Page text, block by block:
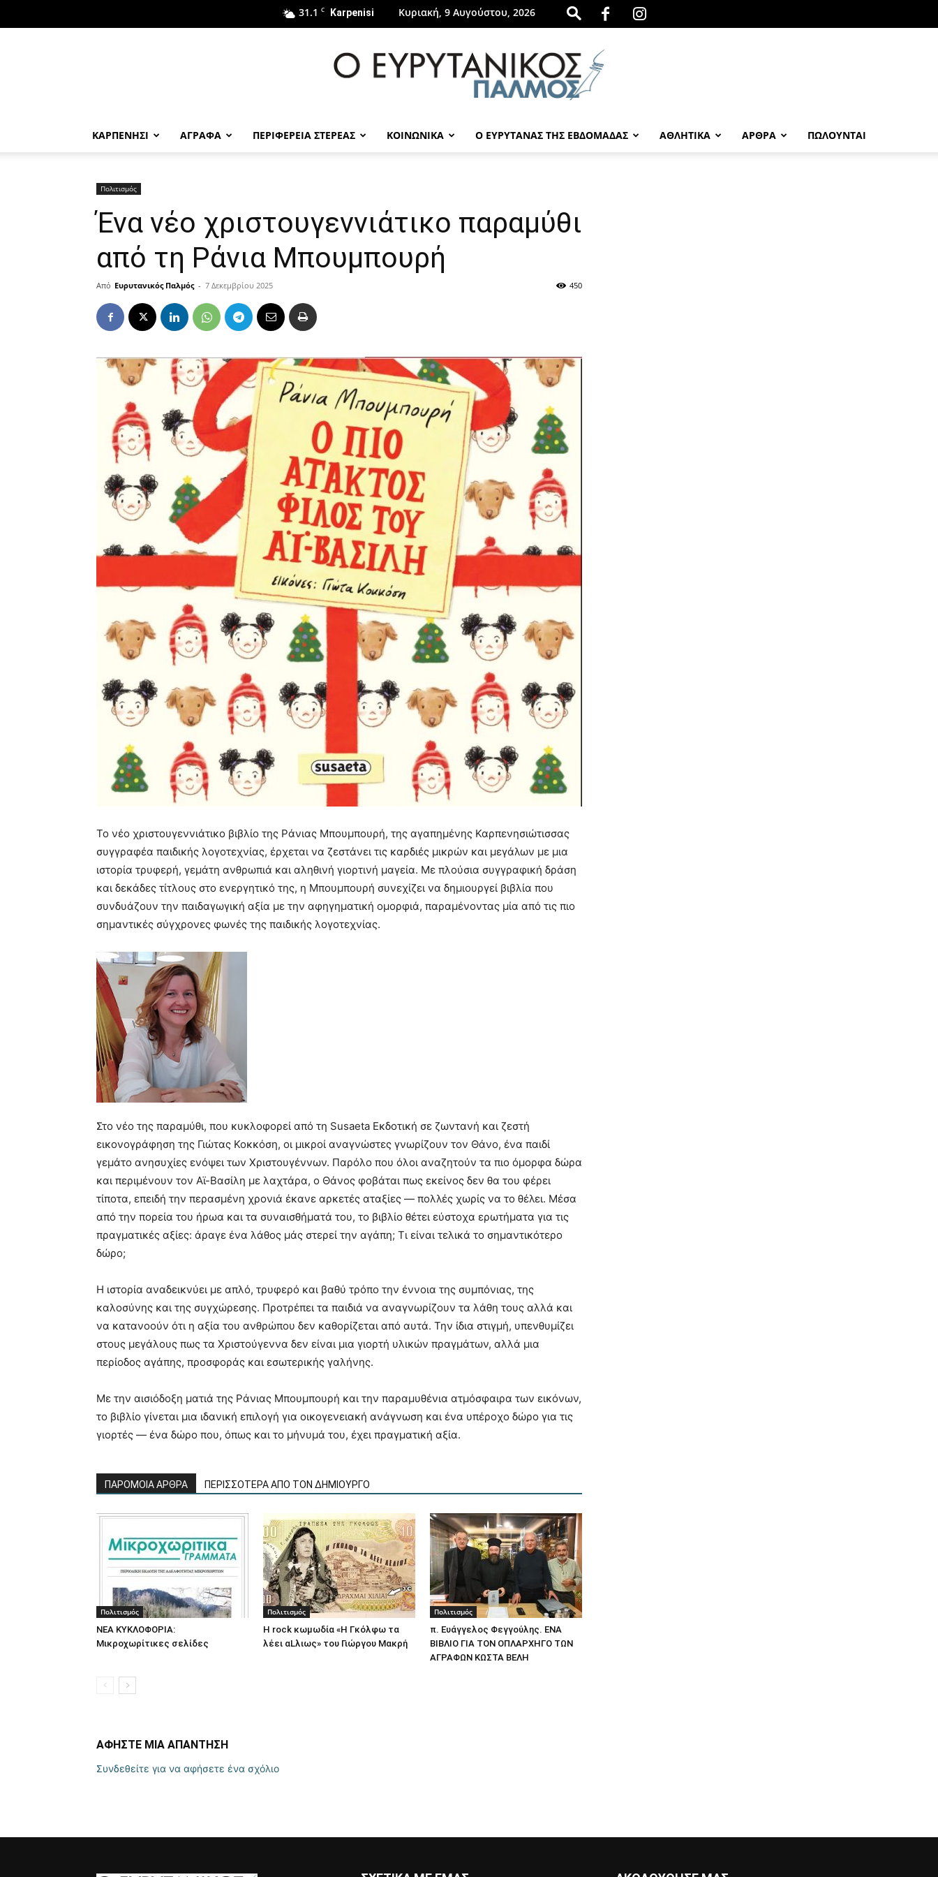
31.1 C Karpenisi Κυριακή, 9 Αυγούστου, 2026
ΚΑΡΠΕΝΗΣΙ ΑΓΡΑΦΑ ΠΕΡΙΦΕΡΕΙΑ ΣΤΕΡΕΑΣ ΚΟΙΝΩΝΙΚΑ Ο ΕΥΡΥΤΑΝΑΣ ΤΗΣ ΕΒΔΟΜΑΔΑΣ ΑΘΛΗΤΙΚΑ ΑΡΘΡΑ ΠΩΛΟΎΝΤΑΙ
Πολιτισμός
Ένα νέο χριστουγεννιάτικο παραμύθι
από τη Ράνια Μπουμπουρή
Από Ευρυτανικός Παλμός - 7 Δεκεμβρίου 2025 450
Το νέο χριστουγεννιάτικο βιβλίο της Ράνιας Μπουμπουρή, της αγαπημένης Καρπενησιώτισσας
συγγραφέα παιδικής λογοτεχνίας, έρχεται να ζεστάνει τις καρδιές μικρών και μεγάλων με μια
ιστορία τρυφερή, γεμάτη ανθρωπιά και αληθινή γιορτινή μαγεία. Με πλούσια συγγραφική δράση
και δεκάδες τίτλους στο ενεργητικό της, η Μπουμπουρή συνεχίζει να δημιουργεί βιβλία που
συνδυάζουν την παιδαγωγική αξία με την αφηγηματική ομορφιά, παραμένοντας μία από τις πιο
σημαντικές σύγχρονες φωνές της παιδικής λογοτεχνίας.
Στο νέο της παραμύθι, που κυκλοφορεί από τη Susaeta Εκδοτική σε ζωντανή και ζεστή
εικονογράφηση της Γιώτας Κοκκόση, οι μικροί αναγνώστες γνωρίζουν τον Θάνο, ένα παιδί
γεμάτο ανησυχίες ενόψει των Χριστουγέννων. Παρόλο που όλοι αναζητούν τα πιο όμορφα δώρα
και περιμένουν τον Αϊ-Βασίλη με λαχτάρα, ο Θάνος φοβάται πως εκείνος δεν θα του φέρει
τίποτα, επειδή την περασμένη χρονιά έκανε αρκετές αταξίες — πολλές χωρίς να το θέλει. Μέσα
από την πορεία του ήρωα και τα συναισθήματά του, το βιβλίο θέτει εύστοχα ερωτήματα για τις
πραγματικές αξίες: άραγε ένα λάθος μάς στερεί την αγάπη; Τι είναι τελικά το σημαντικότερο
δώρο;
Η ιστορία αναδεικνύει με απλό, τρυφερό και βαθύ τρόπο την έννοια της συμπόνιας, της
καλοσύνης και της συγχώρεσης. Προτρέπει τα παιδιά να αναγνωρίζουν τα λάθη τους αλλά και
να κατανοούν ότι η αξία του ανθρώπου δεν καθορίζεται από αυτά. Την ίδια στιγμή, υπενθυμίζει
στους μεγάλους πως τα Χριστούγεννα δεν είναι μια γιορτή υλικών πραγμάτων, αλλά μια
περίοδος αγάπης, προσφοράς και εσωτερικής γαλήνης.
Με την αισιόδοξη ματιά της Ράνιας Μπουμπουρή και την παραμυθένια ατμόσφαιρα των εικόνων,
το βιβλίο γίνεται μια ιδανική επιλογή για οικογενειακή ανάγνωση και ένα υπέροχο δώρο για τις
γιορτές — ένα δώρο που, όπως και το μήνυμά του, έχει πραγματική αξία.
ΠΑΡΟΜΟΙΑ ΑΡΘΡΑ ΠΕΡΙΣΣΟΤΕΡΑ ΑΠΟ ΤΟΝ ΔΗΜΙΟΥΡΓΟ
Πολιτισμός
ΝΕΑ ΚΥΚΛΟΦΟΡΙΑ:
Μικροχωρίτικες σελίδες
Πολιτισμός
Η rock κωμωδία «Η Γκόλφω τα
λέει αLλιως» του Γιώργου Μακρή
Πολιτισμός
π. Ευάγγελος Φεγγούλης. EΝΑ
ΒΙΒΛΙΟ ΓΙΑ ΤΟΝ ΟΠΛΑΡΧΗΓΟ ΤΩΝ
ΑΓΡΑΦΩΝ ΚΩΣΤΑ ΒΕΛΗ
ΑΦΗΣΤΕ ΜΙΑ ΑΠΑΝΤΗΣΗ
Συνδεθείτε για να αφήσετε ένα σχόλιο